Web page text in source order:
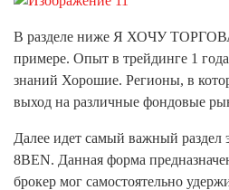
В разделе ниже Я ХОЧУ
примере. Опыт в трейдинге 1
знаний Хорошие. Регионы, в
выход на различные фондовые
Далее идет самый важный раздел
8BEN. Данная форма
брокер мог самостоятельно